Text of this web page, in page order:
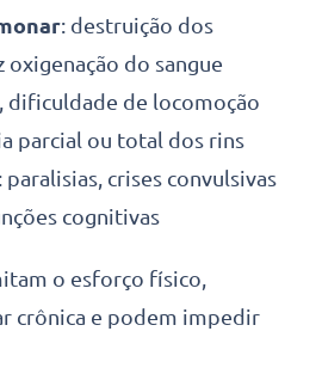
: destruição dos
oxigenação do sangue
dificuldade de locomoção
parcial ou total dos rins
: paralisias, crises convulsivas
cognitivas
o esforço físico,
crônica e podem impedir